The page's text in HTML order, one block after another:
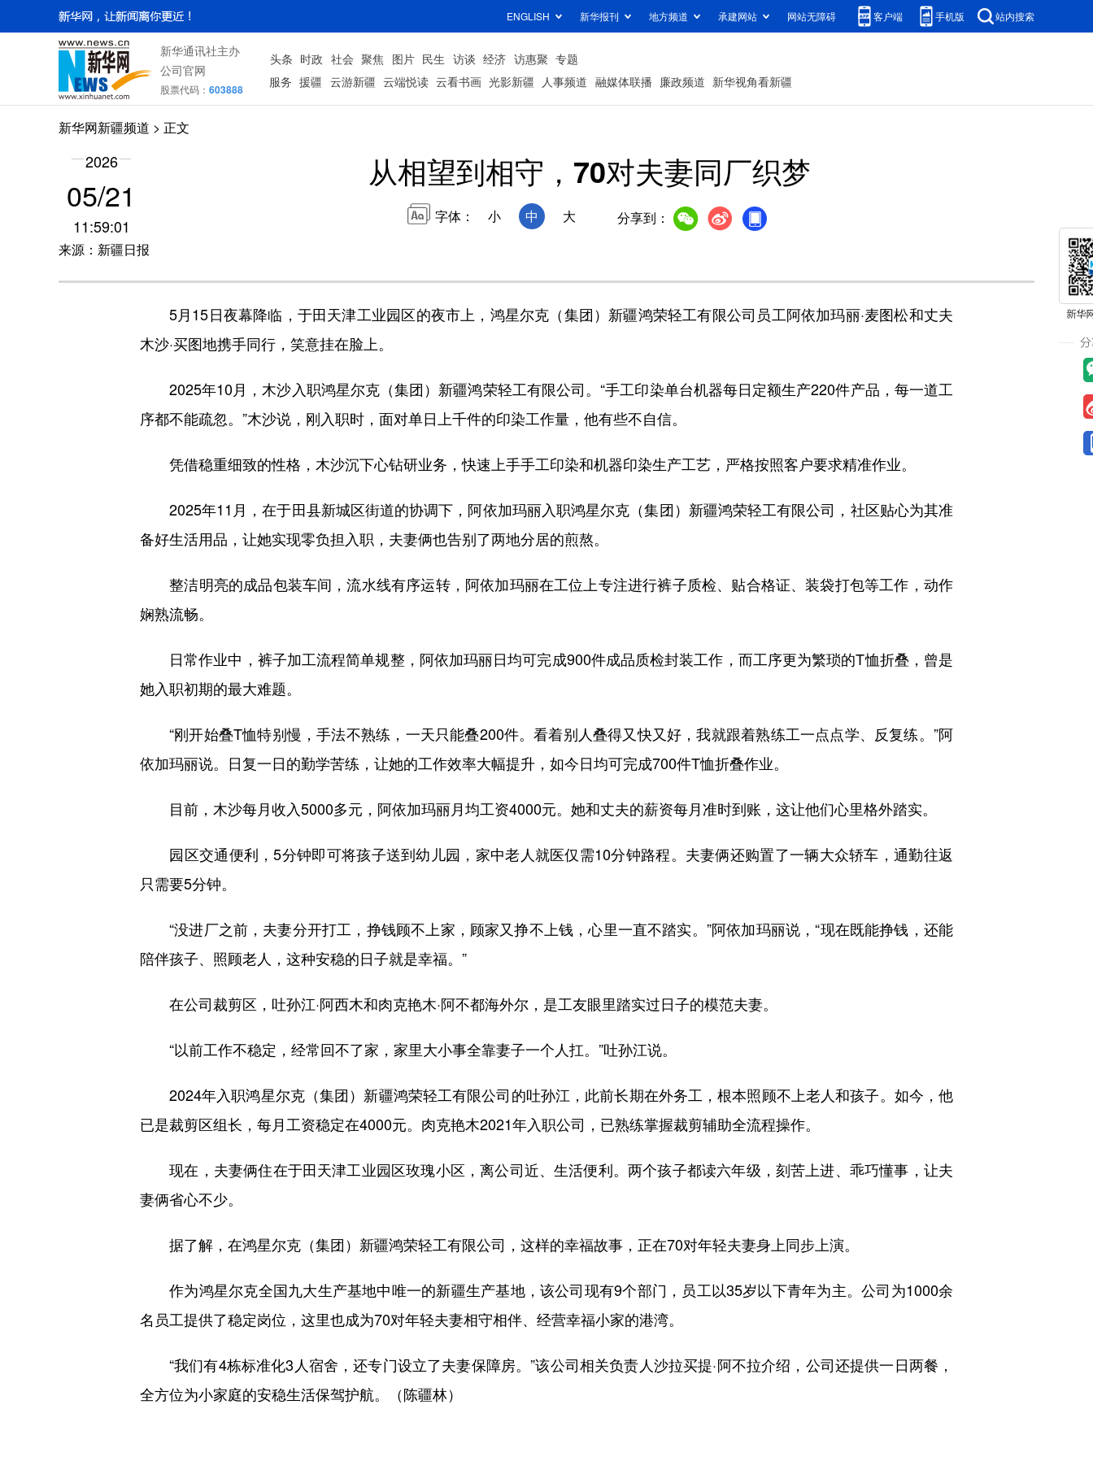
ENGLISH 新华报刊 地方频道 承建网站 网站无障碍 客户端 手机版 站内搜索
新华通讯社主办
公司官网
股票代码： 603888
头条 时政 社会 聚焦 图片 民生 访谈 经济 访惠聚 专题
服务 援疆 云游新疆 云端悦读 云看书画 光影新疆 人事频道 融媒体联播 廉政频道 新华视角看新疆
新华网新疆频道 > 正文
2026
05/21
11:59:01
来源：新疆日报
从相望到相守，70对夫妻同厂织梦
字体： 小 中 大 分享到：
5月15日夜幕降临，于田天津工业园区的夜市上，鸿星尔克（集团）新疆鸿荣轻工有限公司员工阿依加玛丽·麦图松和丈夫
木沙·买图地携手同行，笑意挂在脸上。
2025年10月，木沙入职鸿星尔克（集团）新疆鸿荣轻工有限公司。“手工印染单台机器每日定额生产220件产品，每一道工
序都不能疏忽。”木沙说，刚入职时，面对单日上千件的印染工作量，他有些不自信。
凭借稳重细致的性格，木沙沉下心钻研业务，快速上手手工印染和机器印染生产工艺，严格按照客户要求精准作业。
2025年11月，在于田县新城区街道的协调下，阿依加玛丽入职鸿星尔克（集团）新疆鸿荣轻工有限公司，社区贴心为其准
备好生活用品，让她实现零负担入职，夫妻俩也告别了两地分居的煎熬。
整洁明亮的成品包装车间，流水线有序运转，阿依加玛丽在工位上专注进行裤子质检、贴合格证、装袋打包等工作，动作
娴熟流畅。
日常作业中，裤子加工流程简单规整，阿依加玛丽日均可完成900件成品质检封装工作，而工序更为繁琐的T恤折叠，曾是
她入职初期的最大难题。
“刚开始叠T恤特别慢，手法不熟练，一天只能叠200件。看着别人叠得又快又好，我就跟着熟练工一点点学、反复练。”阿
依加玛丽说。日复一日的勤学苦练，让她的工作效率大幅提升，如今日均可完成700件T恤折叠作业。
目前，木沙每月收入5000多元，阿依加玛丽月均工资4000元。她和丈夫的薪资每月准时到账，这让他们心里格外踏实。
园区交通便利，5分钟即可将孩子送到幼儿园，家中老人就医仅需10分钟路程。夫妻俩还购置了一辆大众轿车，通勤往返
只需要5分钟。
“没进厂之前，夫妻分开打工，挣钱顾不上家，顾家又挣不上钱，心里一直不踏实。”阿依加玛丽说，“现在既能挣钱，还能
陪伴孩子、照顾老人，这种安稳的日子就是幸福。”
在公司裁剪区，吐孙江·阿西木和肉克艳木·阿不都海外尔，是工友眼里踏实过日子的模范夫妻。
“以前工作不稳定，经常回不了家，家里大小事全靠妻子一个人扛。”吐孙江说。
2024年入职鸿星尔克（集团）新疆鸿荣轻工有限公司的吐孙江，此前长期在外务工，根本照顾不上老人和孩子。如今，他
已是裁剪区组长，每月工资稳定在4000元。肉克艳木2021年入职公司，已熟练掌握裁剪辅助全流程操作。
现在，夫妻俩住在于田天津工业园区玫瑰小区，离公司近、生活便利。两个孩子都读六年级，刻苦上进、乖巧懂事，让夫
妻俩省心不少。
据了解，在鸿星尔克（集团）新疆鸿荣轻工有限公司，这样的幸福故事，正在70对年轻夫妻身上同步上演。
作为鸿星尔克全国九大生产基地中唯一的新疆生产基地，该公司现有9个部门，员工以35岁以下青年为主。公司为1000余
名员工提供了稳定岗位，这里也成为70对年轻夫妻相守相伴、经营幸福小家的港湾。
“我们有4栋标准化3人宿舍，还专门设立了夫妻保障房。”该公司相关负责人沙拉买提·阿不拉介绍，公司还提供一日两餐，
全方位为小家庭的安稳生活保驾护航。（陈疆林）